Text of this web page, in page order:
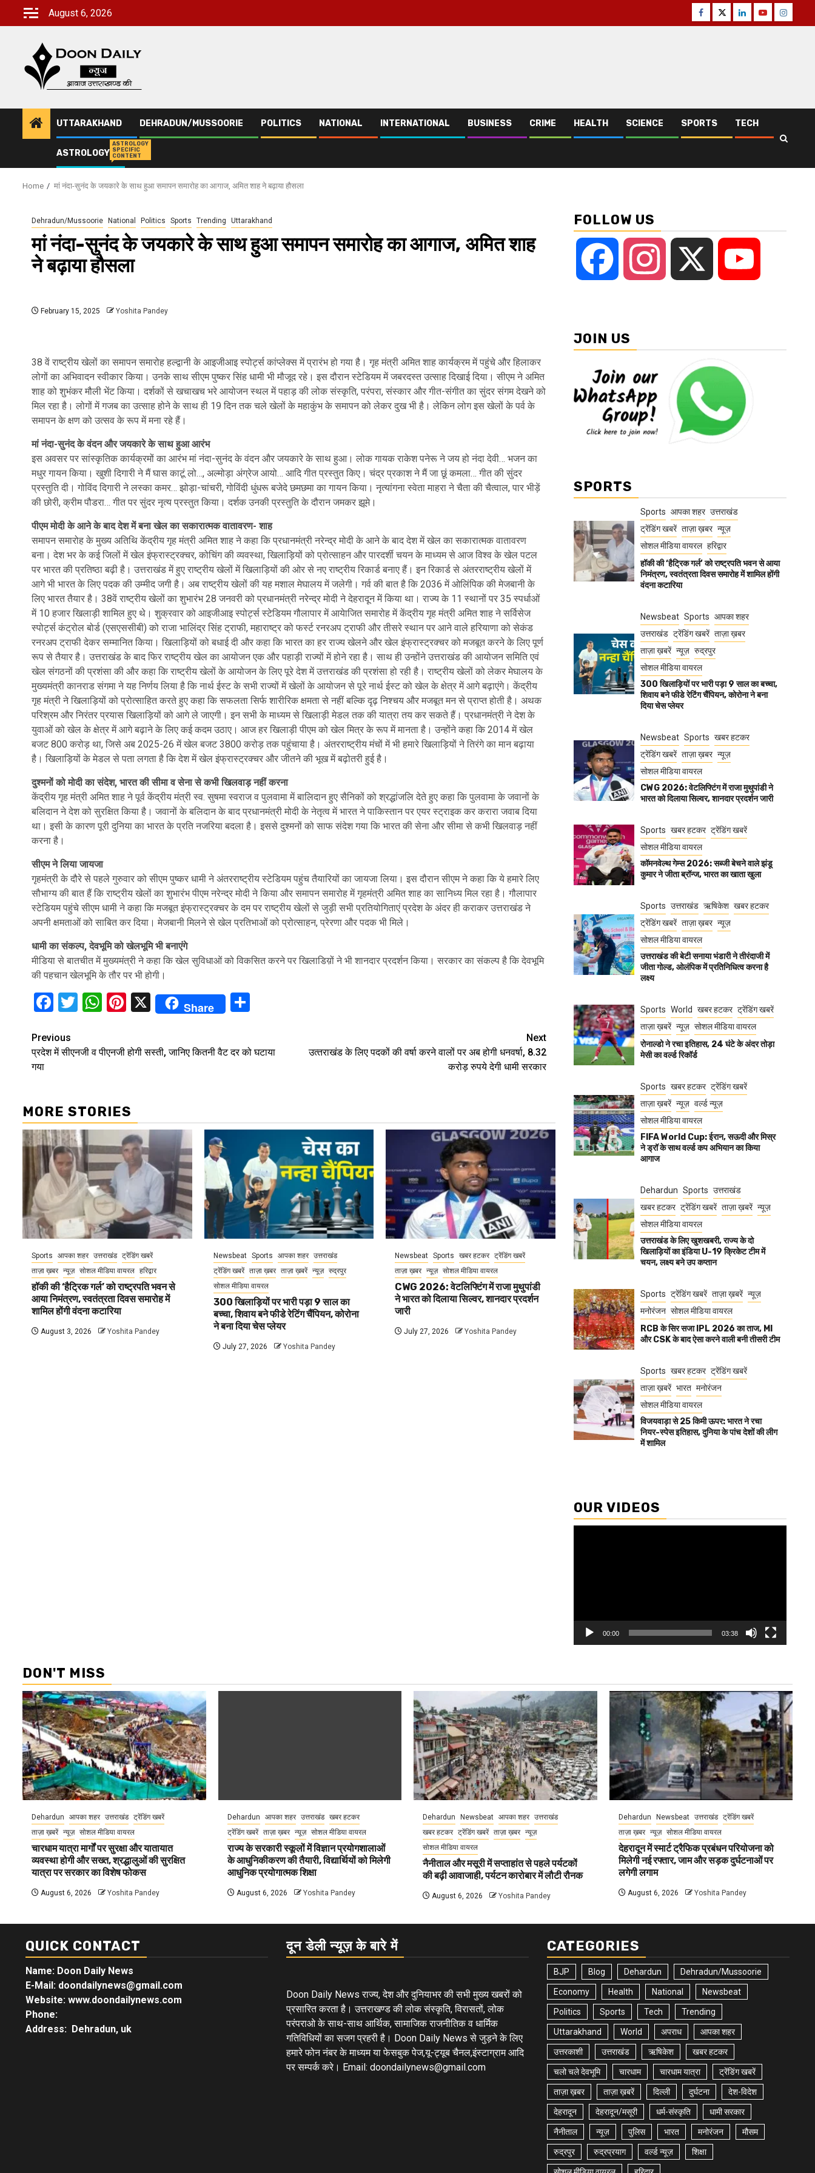
August 6, 2026 Facebook
TwitterLinkedinYoutube
UTTARAKHAND DEHRADUN/MUSSOORIE POLITICS NATIONAL INTERNATIONAL BUSINESS CRIME HEALTH SCIENCE SPORTS TECH
ASTROLOGY
ASTROLOGY
SPECIFIC
CONTENT
Home मां नंदा-सुनंद के जयकारे के साथ हुआ समापन समारोह का आगाज, अमित शाह ने बढ़ाया हौसला
Dehradun/Mussoorie National Politics Sports Trending Uttarakhand
मां नंदा-सुनंद के जयकारे के साथ हुआ समापन समारोह का आगाज, अमित शाह
ने बढ़ाया हौसला
February 15, 2025 Yoshita Pandey
38 वें राष्ट्रीय खेलों का समापन समारोह हल्द्वानी के आइजीआइ स्पोर्ट्स कांप्लेक्स में प्रारंभ हो गया है। गृह मंत्री अमित शाह कार्यक्रम में पहुंचे और हिलाकर
लोगों का अभिवादन स्वीकार किया। उनके साथ सीएम पुष्कर सिंह धामी भी मौजूद रहे। इस दौरान स्टेडियम में जबरदस्त उत्साह दिखाई दिया। सीएम ने अमित
शाह को शुभंकर मौली भेंट किया। दर्शकों से खचाखच भरे आयोजन स्थल में पहाड़ की लोक संस्कृति, परंपरा, संस्कार और गीत-संगीत का सुंदर संगम देखने को
मिल रहा है। लोगों में गजब का उत्साह होने के साथ ही 19 दिन तक चले खेलों के महाकुंभ के समापन को लेकर दुख भी है। लेकिन लोग इस खेलों के पर्व के
समापन के क्षण को उत्सव के रूप में मना रहे हैं।
मां नंदा-सुनंद के वंदन और जयकारे के साथ हुआ आरंभ
इस अवसर पर सांस्कृतिक कार्यक्रमों का आरंभ मां नंदा-सुनंद के वंदन और जयकारे के साथ हुआ। लोक गायक राकेश पनेरू ने जय हो नंदा देवी… भजन का
मधुर गायन किया। खुशी दिगारी ने मैं घास काटूं लो…, अल्मोड़ा अंग्रेज आयो… आदि गीत प्रस्तुत किए। चंद्र प्रकाश ने मैं जा छूं कमला… गीत की सुंदर
प्रस्तुति दी। गोविंद दिगारी ने लस्का कमर… झोड़ा-चांचरी, गोविंदी धुंधरू बजेदे छमछमा का गायन किया। नृत्यांगना स्वेता माहरा ने चैता की चैत्वाल, पार भीड़ें
की छोरी, क्रीम पौडरा… गीत पर सुंदर नृत्य प्रस्तुत किया। दर्शक उनकी प्रस्तुति के दौरान जमकर झूमे।
पीएम मोदी के आने के बाद देश में बना खेल का सकारात्मक वातावरण- शाह
समापन समारोह के मुख्य अतिथि केंद्रीय गृह मंत्री अमित शाह ने कहा कि प्रधानमंत्री नरेन्द्र मोदी के आने के बाद देश में खेल का सकारात्मक वातावरण
बना। देश भर के कई जिलों में खेल इंफ्रास्ट्रक्चर, कोचिंग की व्यवस्था, खिलाड़ियों को प्रोत्साहन और पारदर्शी चयन के माध्यम से आज विश्व के खेल पटल
पर भारत की प्रतिष्ठा बढ़ी है। उत्तराखंड में हुए राष्ट्रीय खेलों में खिलाड़ियों की ओर से नए राष्ट्रीय रिकार्ड बनाए हैं। इन रिकार्ड से अंतरराष्ट्रीय खेलों में
आगे भी भारत के लिए पदक की उम्मीद जगी है। अब राष्ट्रीय खेलों की यह मशाल मेघालय में जलेगी। गर्व की बात है कि 2036 में ओलिंपिक की मेजबानी के
लिए भारत तैयार है। 38वें राष्ट्रीय खेलों का शुभारंभ 28 जनवरी को प्रधानमंत्री नरेन्द्र मोदी ने देहरादून में किया था। राज्य के 11 स्थानों पर 35 स्पर्धाओं
में 10 हजार खिलाड़ी शामिल हुए थे। शुक्रवार को आइजीआइ स्पोर्ट्स स्टेडियम गौलापार में आयेाजित समारोह में केंद्रीय गृह मंत्री अमित शाह ने सर्विसेज
स्पोर्ट्स कंट्रोल बोर्ड (एसएससीबी) को राजा भालिंद्र सिंह ट्राफी, महाराष्ट्र को फर्स्ट रनरअप ट्राफी और तीसरे स्थान पर आने वाले हरियाणा को सेकंड
रनरअप ट्राफी देकर सम्मानित किया। खिलाड़ियों को बधाई दी और कहा कि भारत का हर राज्य खेलने और खेल इंफ्रास्ट्रक्चर को मजबूत करने के लिए पूर्ण
रूप से तैयार है। उत्तराखंड के बाद फिर राष्ट्रीय खेल का आयोजन एक और पहाड़ी राज्यों में होने रहा है। साथ ही उन्होंने उत्तराखंड की आयोजन समिति एवं
खेल संगठनों की प्रशंसा की और कहा कि राष्ट्रीय खेलों के आयोजन के लिए पूरे देश में उत्तराखंड की प्रशंसा हो रही है। राष्ट्रीय खेलों को लेकर मेघालय के
मुख्यमंत्री कानराड संगमा ने यह निर्णय लिया है कि नार्थ ईस्ट के सभी राज्यों में खेलों के आयोजन से पूरे नार्थ ईस्ट को खेल के क्षेत्र में आगे बढ़ाएंगे। केंद्रीय
गृह मंत्री ने खिलाड़ियों को प्रोत्साहित करते हुए कहा कि सफलता सिर्फ शारीरिक क्षमता से नहीं बल्कि दृढ़ निश्चय और मजबूत मन से प्राप्त होती है। अथक
परिश्रम और निरंतर प्रयास खिलाड़ियों को आगे ले जाएगी। इन सभी के माध्यम से खिलाड़ी मेडल तक की यात्रा तय कर सकते हैं। प्रधानमंत्री ने देश के
युवाओं को खेल के क्षेत्र में आगे बढ़ाने के लिए कई कदम उठाए। आज हर खिलाड़ी पीएम को खेल मित्र के रूप में मानता है। उन्होंने कहा कि 2014 में खेल
बजट 800 करोड़ था, जिसे अब 2025-26 में खेल बजट 3800 करोड़ तक पहुंचाया है। अंतरराष्ट्रीय मंचों में भी हमारे खिलाड़ियों ने तिरंगे का मान बढ़ाया
है। खिलाड़ियों के मेडल से पता लगता है कि देश में खेल इंफ्रास्ट्रक्चर और जीतने की भूख में बढ़ोतरी हुई है।
दुश्मनों को मोदी का संदेश, भारत की सीमा व सेना से कभी खिलवाड़ नहीं करना
केंद्रीय गृह मंत्री अमित शाह ने पूर्व केंद्रीय मंत्री स्व. सुषमा स्वराज व पुलवामा में बालिदान हुए सैनिकों को श्रद्धांजलि देते हुए कहा कि पुलवामा के जवानों के
बलिदान ने देश को सुरक्षित किया है। जवानों के बलिदान के बाद प्रधानमंत्री मोदी के नेतृत्व में भारत ने पाकिस्तान पर एयर स्ट्राइक कर करारा जवाब दिया
था। इसी के कारण पूरी दुनिया का भारत के प्रति नजरिया बदला है। इससे दुश्मनों को साफ संदेश गया कि भारत की सेना और सीमा से कभी खिलवाड़ नहीं
करना है।
सीएम ने लिया जायजा
गृहमंत्री के दौरे से पहले गुरुवार को सीएम पुष्कर धामी ने अंतरराष्ट्रीय स्टेडियम पहुंच तैयारियों का जायजा लिया। इस दौरान सीएम ने कहा कि ये हमारे लिए
सौभाग्य की बात हैं कि राष्ट्रीय खेलों का शुभारंभ पीएम नरेन्द्र मोदी ने किया और समापन समारोह में गृहमंत्री अमित शाह का सानिध्य मिल रहा है। गौलापार
स्टेडियम पहुंचे सीएम धामी ने कहा कि मजबूत इंफ्रास्ट्रक्चर के दम पर राष्ट्रीय खेलों से जुड़ी सभी प्रतियोगिताएं प्रदेश के अंदर ही कराकर उत्तराखंड ने
अपनी क्षमताओं को साबित कर दिया। मेजबानी मिलने से खेल प्रतिभाओं को प्रोत्साहन, प्रेरणा और पदक भी मिले।
धामी का संकल्प, देवभूमि को खेलभूमि भी बनाएंगे
मीडिया से बातचीत में मुख्यमंत्री ने कहा कि खेल सुविधाओं को विकसित करने पर खिलाडिय़ों ने भी शानदार प्रदर्शन किया। सरकार का संकल्प है कि देवभूमि
की पहचान खेलभूमि के तौर पर भी होगी।
Facebook
Twitter
WhatsApp
Pinterest
X Share
Continue
Reading
Previous
प्रदेश में सीएनजी व पीएनजी होगी सस्ती, जानिए कितनी वैट दर को घटाया
गया
Next
उत्‍तराखंड के लिए पदकों की वर्षा करने वालों पर अब होगी धनवर्षा, 8.32
करोड़ रुपये देगी धामी सरकार
MORE STORIES
Sports आपका शहर उत्तराखंड ट्रेंडिंग खबरें
ताज़ा ख़बर न्यूज़ सोशल मीडिया वायरल हरिद्वार
हॉकी की ‘हैट्रिक गर्ल’ को राष्ट्रपति भवन से
आया निमंत्रण, स्वतंत्रता दिवस समारोह में
शामिल होंगी वंदना कटारिया
August 3, 2026 Yoshita Pandey
Newsbeat Sports आपका शहर उत्तराखंड
ट्रेंडिंग खबरें ताज़ा ख़बर ताज़ा ख़बरें न्यूज़ रुद्रपुर
सोशल मीडिया वायरल
300 खिलाड़ियों पर भारी पड़ा 9 साल का
बच्चा, शिवाय बने फीडे रेटिंग चैंपियन, कोरोना
ने बना दिया चेस प्लेयर
July 27, 2026 Yoshita Pandey
Newsbeat Sports खबर हटकर ट्रेंडिंग खबरें
ताज़ा ख़बर न्यूज़ सोशल मीडिया वायरल
CWG 2026: वेटलिफ्टिंग में राजा मुथुपांडी
ने भारत को दिलाया सिल्वर, शानदार प्रदर्शन
जारी
July 27, 2026 Yoshita Pandey
FOLLOW US
Facebook Instagram
JOIN US
SPORTS
Sports आपका शहर उत्तराखंड
ट्रेंडिंग खबरें ताज़ा ख़बर न्यूज़
सोशल मीडिया वायरल हरिद्वार
हॉकी की ‘हैट्रिक गर्ल’ को राष्ट्रपति भवन से आया
निमंत्रण, स्वतंत्रता दिवस समारोह में शामिल होंगी
वंदना कटारिया
Newsbeat Sports आपका शहर
उत्तराखंड ट्रेंडिंग खबरें ताज़ा ख़बर
ताज़ा ख़बरें न्यूज़ रुद्रपुर
सोशल मीडिया वायरल
300 खिलाड़ियों पर भारी पड़ा 9 साल का बच्चा,
शिवाय बने फीडे रेटिंग चैंपियन, कोरोना ने बना
दिया चेस प्लेयर
Newsbeat Sports खबर हटकर
ट्रेंडिंग खबरें ताज़ा ख़बर न्यूज़
सोशल मीडिया वायरल
CWG 2026: वेटलिफ्टिंग में राजा मुथुपांडी ने
भारत को दिलाया सिल्वर, शानदार प्रदर्शन जारी
Sports खबर हटकर ट्रेंडिंग खबरें
सोशल मीडिया वायरल
कॉमनवेल्थ गेम्स 2026: सब्जी बेचने वाले झंडू
कुमार ने जीता ब्रॉन्ज, भारत का खाता खुला
Sports उत्तराखंड ऋषिकेश खबर हटकर
ट्रेंडिंग खबरें ताज़ा ख़बर न्यूज़
सोशल मीडिया वायरल
उत्तराखंड की बेटी सनाया भंडारी ने तीरंदाजी में
जीता गोल्ड, ओलंपिक में प्रतिनिधित्व करना है
लक्ष्य
Sports World खबर हटकर ट्रेंडिंग खबरें
ताज़ा ख़बरें न्यूज़ सोशल मीडिया वायरल
रोनाल्डो ने रचा इतिहास, 24 घंटे के अंदर तोड़ा
मेसी का वर्ल्ड रिकॉर्ड
Sports खबर हटकर ट्रेंडिंग खबरें
ताज़ा ख़बरें न्यूज़ वर्ल्ड न्यूज़
सोशल मीडिया वायरल
FIFA World Cup: ईरान, सऊदी और मिस्र
ने ड्रॉ के साथ वर्ल्ड कप अभियान का किया
आगाज
Dehardun Sports उत्तराखंड
खबर हटकर ट्रेंडिंग खबरें ताज़ा ख़बरें न्यूज़
सोशल मीडिया वायरल
उत्तराखंड के लिए खुशखबरी, राज्य के दो
खिलाड़ियों का इंडिया U-19 क्रिकेट टीम में
चयन, लक्ष्य बने उप कप्तान
Sports ट्रेंडिंग खबरें ताज़ा ख़बरें न्यूज़
मनोरंजन सोशल मीडिया वायरल
RCB के सिर सजा IPL 2026 का ताज, MI
और CSK के बाद ऐसा करने वाली बनी तीसरी टीम
Sports खबर हटकर ट्रेंडिंग खबरें
ताज़ा ख़बरें भारत मनोरंजन
सोशल मीडिया वायरल
विजयवाड़ा से 25 किमी ऊपर: भारत ने रचा
नियर-स्पेस इतिहास, दुनिया के पांच देशों की लीग
में शामिल
OUR VIDEOS
00:00 03:38
DON'T MISS
Dehardun आपका शहर उत्तराखंड ट्रेंडिंग खबरें
ताज़ा ख़बरें न्यूज़ सोशल मीडिया वायरल
चारधाम यात्रा मार्गों पर सुरक्षा और यातायात
व्यवस्था होगी और सख्त, श्रद्धालुओं की सुरक्षित
यात्रा पर सरकार का विशेष फोकस
August 6, 2026 Yoshita Pandey
Dehardun आपका शहर उत्तराखंड
खबर हटकर
ट्रेंडिंग खबरें
ताज़ा ख़बर न्यूज़ सोशल मीडिया वायरल
राज्य के सरकारी स्कूलों में विज्ञान प्रयोगशालाओं
के आधुनिकीकरण की तैयारी, विद्यार्थियों को मिलेगी
आधुनिक प्रयोगात्मक शिक्षा
August 6, 2026 Yoshita Pandey
Dehardun Newsbeat आपका शहर उत्तराखंड
खबर हटकर ट्रेंडिंग खबरें ताज़ा ख़बर न्यूज़
सोशल मीडिया वायरल
नैनीताल और मसूरी में सप्ताहांत से पहले पर्यटकों
की बढ़ी आवाजाही, पर्यटन कारोबार में लौटी रौनक
August 6, 2026 Yoshita Pandey
Dehardun Newsbeat उत्तराखंड
ट्रेंडिंग खबरें
ताज़ा ख़बर
न्यूज़ सोशल मीडिया वायरल
देहरादून में स्मार्ट ट्रैफिक प्रबंधन परियोजना को
मिलेगी नई रफ्तार, जाम और सड़क दुर्घटनाओं पर
लगेगी लगाम
August 6, 2026 Yoshita Pandey
QUICK CONTACT
Name: Doon Daily News
E-Mail: doondailynews@gmail.com
Website: www.doondailynews.com
Phone:
Address: Dehradun, uk
दून डेली न्यूज़ के बारे में
Doon Daily News राज्य, देश और दुनियाभर की सभी मुख्य खबरों को
प्रसारित करता है। उत्तराखण्ड की लोक संस्कृति, विरासतों, लोक
परंपराओ के साथ-साथ आर्थिक, सामाजिक राजनीतिक व धार्मिक
गतिविधियों का सजग प्रहरी है। Doon Daily News से जुड़ने के लिए
हमारे फोन नंबर के माध्यम या फेसबुक पेज,यू-ट्यूब चैनल,इंस्टाग्राम आदि
पर सम्पर्क करे। Email: doondailynews@gmail.com
CATEGORIES
BJP Blog Dehardun Dehradun/Mussoorie
Economy Health National Newsbeat
Politics Sports Tech Trending
Uttarakhand World अपराध आपका शहर
उत्तरकाशी उत्तराखंड ऋषिकेश खबर हटकर
चलो चले देवभूमि चारधाम चारधाम यात्रा ट्रेंडिंग खबरें
ताज़ा ख़बर ताज़ा ख़बरें दिल्ली दुर्घटना देश-विदेश
देहरादून देहरादून/मसूरी धर्म-संस्कृति धामी सरकार
नैनीताल न्यूज़ पुलिस भारत मनोरंजन मौसम
रुद्रपुर रुद्रप्रयाग वर्ल्ड न्यूज़ शिक्षा